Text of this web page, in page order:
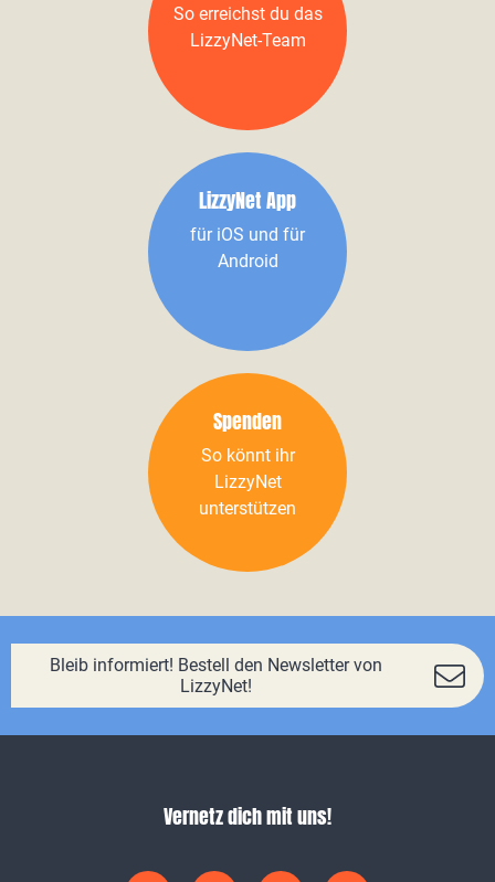
So erreichst du das
LizzyNet-Team
LizzyNet App
für iOS und für
Android
Spenden
So könnt ihr
LizzyNet
unterstützen
Bleib informiert! Bestell den Newsletter von
LizzyNet!
Vernetz dich mit uns!